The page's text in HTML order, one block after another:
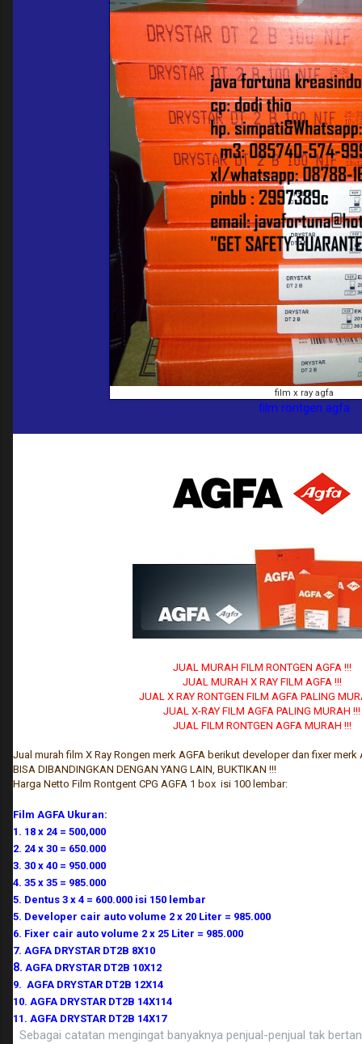
film x ray agfa
film rontgen agfa
JUAL MURAH FILM RONTGEN AGFA !!!
JUAL MURAH X RAY FILM AGFA !!!
JUAL X RAY RONTGEN FILM AGFA PALING
JUAL X-RAY FILM AGFA PALING MURAH !!!
JUAL FILM RONTGEN AGFA MURAH !!!
Jual murah film X Ray Rongen merk AGFA berikut developer dan fixer merk
BISA DIBANDINGKAN DENGAN YANG LAIN, BUKTIKAN !!!
Harga Netto Film Rontgent CPG AGFA 1 box isi 100 lembar:
Film AGFA Ukuran:
1. 18 x 24 = 500,000
2. 24 x 30 = 650.000
3. 30 x 40 = 950.000
4. 35 x 35 = 985.000
5. Dentus 3 x 4 = 600.000 isi 150 lembar
5. Developer cair auto volume 2 x 20 Liter = 985.000
6. Fixer cair auto volume 2 x 25 Liter = 985.000
7. AGFA DRYSTAR DT2B 8X10
8. AGFA DRYSTAR DT2B 10X12
9. AGFA DRYSTAR DT2B 12X14
10. AGFA DRYSTAR DT2B 14X114
11. AGFA DRYSTAR DT2B 14X17
Sebagai catatan mengingat banyaknya penjual-penjual tak